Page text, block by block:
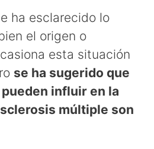
ha esclarecido lo
el origen o
esta situación
se ha sugerido que
influir en la
múltiple son